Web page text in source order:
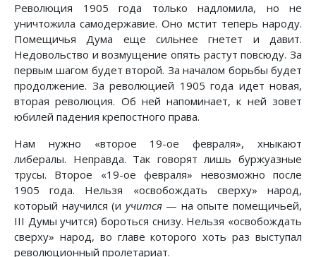
Революция 1905 года только надломила, но не
уничтожила самодержавие. Оно мстит теперь народу.
Помещичья Дума еще сильнее гнетет и давит.
Недовольство и возмущение опять растут повсюду. За
первым шагом будет второй. За началом борьбы будет
продолжение. За революцией 1905 года идет новая,
вторая революция. Об ней напоминает, к ней зовет
юбилей падения крепостного права.
Нам нужно «второе 19-ое февраля», хныкают
либералы. Неправда. Так говорят лишь буржуазные
трусы. Второе «19-ое февраля» невозможно после
1905 года. Нельзя «освобождать сверху» народ,
который научился (и учится— на опыте помещичьей,
III Думы учится) бороться снизу. Нельзя «освобождать
сверху» народ, во главе которого хоть раз выступал
революционный пролетариат.